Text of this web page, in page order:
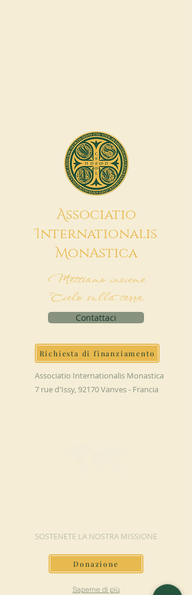
Associatio
Internationalis
MonAstica
Mettiamo insieme
Cielo sulla terra
Contattaci
Richiesta di finanziamento
Associatio Internationalis Monastica
7 rue d'Issy, 92170 Vanves - Francia
SOSTENETE LA NOSTRA MISSIONE
Donazione
Saperne di più